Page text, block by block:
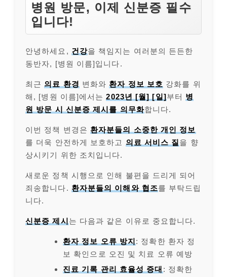
병원 방문, 이제 신분증 필수
입니다!
안녕하세요, 건강을 책임지는 여러분의 든든한
동반자, [병원 이름]입니다.
최근 의료 환경 변화와 환자 정보 보호 강화를 위
해, [병원 이름]에서는2023년 [월] [일]부터 병
원 방문 시 신분증 제시를 의무화합니다.
이번 정책 변경은 환자분들의 소중한 개인 정보
를 더욱 안전하게 보호하고 의료 서비스 질 을 향
상시키기 위한 조치입니다.
새로운 정책 시행으로 인해 불편을 드리게 되어
죄송합니다. 환자분들의 이해와 협조를 부탁드립
니다.
신분증 제시 는 다음과 같은 이유로 중요합니다.
환자 정보 오류 방지 : 정확한 환자 정
보 확인으로 오진 및 치료 오류 예방
진료 기록 관리 효율성 증대 : 정확한